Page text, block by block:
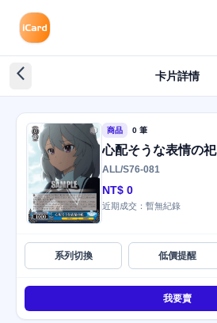
arrow_back_ios_new 卡片詳情
商品 0 筆
心配そうな表情の祀
ALL/S76-081
NT$ 0
近期成交：暫無紀錄
系列切換 低價提醒
我要賣